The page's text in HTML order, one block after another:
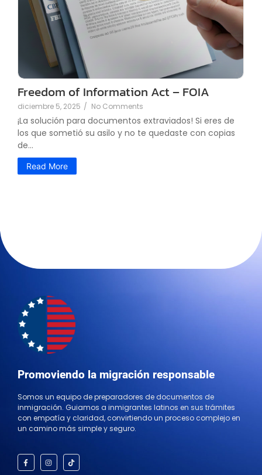
Freedom of Information Act – FOIA
diciembre 5, 2025 / No Comments
¡La solución para documentos extraviados! Si eres de
los que sometió su asilo y no te quedaste con copias
de...
Read More
Promoviendo la migración responsable
Somos un equipo de preparadores de documentos de
inmigración. Guiamos a inmigrantes latinos en sus trámites
con empatía y claridad, convirtiendo un proceso complejo en
un camino más simple y seguro.